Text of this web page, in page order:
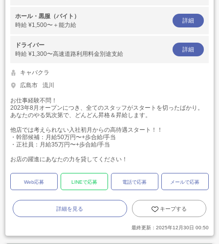
ホール・黒服（バイト）
時給 ¥1,500〜＋能力給
詳細
ドライバー
時給 ¥1,300〜高速道路利用料金別途支給
詳細
キャバクラ
広島市
流川
お仕事経験不問！
2023年8月オープンにつき、全てのスタッフがスタートを切ったばかり。
あなたのやる気次第で、どんどん昇格＆昇給します。
他店では考えられない入社初月からの高待遇スタート！！
・幹部候補：月給50万円〜+歩合給/手当
・正社員：月給35万円〜+歩合給/手当
お店の躍進にあなたの力を貸してください！
Web応募 LINEで応募 電話で応募 メールで応募
詳細を見る キープする
最終更新： 2025年12月30日 00:50